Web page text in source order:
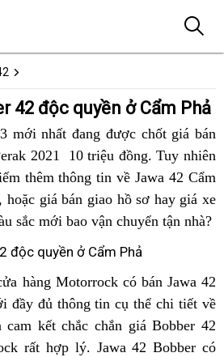
42 độc quyền ở Cẩm Phả
mới nhất đang được chốt giá bán
2021 10 triệu đồng. hoài
cổ
Tuy nhiên
thêm thông tin về Jawa 42 Cẩm
hàng
hiệu
của
Jawa
42
chạy
Cẩm
Phả
hoặc giá bán giao hồ sơ haybán
Jawa
gần
Cẩm
Phả
giá xe
sắc mới bao vận chuyển tận nhà?
hàng Motorrock có bán Jawa 42
đầy đủ thông tin cụ thể chi tiết về
cam kết chắc chắn giá Bobber 42
rất hợp lý. Jawa 42 Bobber có